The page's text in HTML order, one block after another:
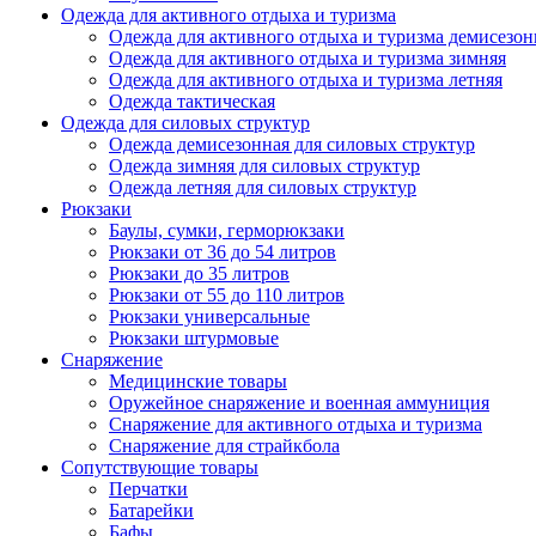
Одежда для активного отдыха и туризма
Одежда для активного отдыха и туризма
Одежда для активного отдыха и туризма зимняя
Одежда для активного отдыха и туризма летняя
Одежда тактическая
Одежда для силовых структур
Одежда демисезонная для силовых структур
Одежда зимняя для силовых структур
Одежда летняя для силовых структур
Рюкзаки
Баулы, сумки, герморюкзаки
Рюкзаки от 36 до 54 литров
Рюкзаки до 35 литров
Рюкзаки от 55 до 110 литров
Рюкзаки универсальные
Рюкзаки штурмовые
Снаряжение
Медицинские товары
Оружейное снаряжение и военная аммуниция
Снаряжение для активного отдыха и туризма
Снаряжение для страйкбола
Сопутствующие товары
Перчатки
Батарейки
Бафы